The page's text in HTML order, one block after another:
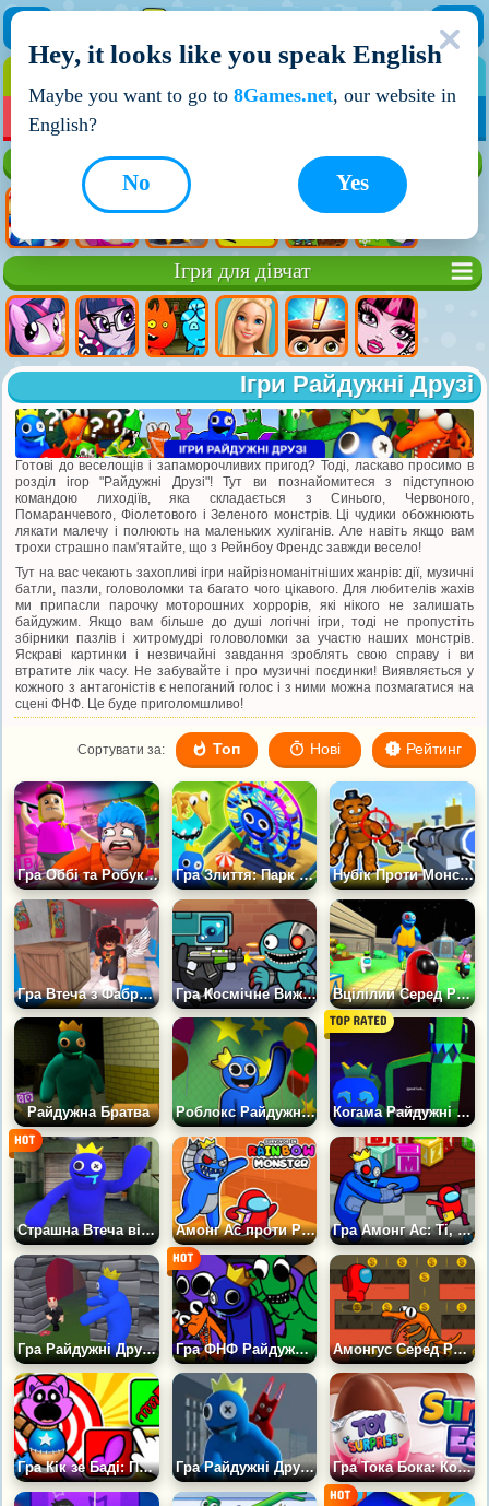
НОВІ ІГРИ
Ігри для дівчат
Ігри Райдужні Друзі
Готові до веселощів і запаморочливих пригод? Тоді, ласкаво просимо в
розділ ігор "Райдужні Друзі"! Тут ви познайомитеся з підступною
командою лиходіїв, яка складається з Синього, Червоного,
Помаранчевого, Фіолетового і Зеленого монстрів. Ці чудики обожнюють
лякати малечу і полюють на маленьких хуліганів. Але навіть якщо вам
трохи страшно пам'ятайте, що з Рейнбоу Френдс завжди весело!
Тут на вас чекають захопливі ігри найрізноманітніших жанрів: дії, музичні
батли, пазли, головоломки та багато чого цікавого. Для любителів жахів
ми припасли парочку моторошних хоррорів, які нікого не залишать
байдужим. Якщо вам більше до душі логічні ігри, тоді не пропустіть
збірники пазлів і хитромудрі головоломки за участю наших монстрів.
Яскраві картинки і незвичайні завдання зроблять свою справу і ви
втратите лік часу. Не забувайте і про музичні поєдинки! Виявляється у
кожного з антагоністів є непоганий голос і з ними можна позмагатися на
сцені ФНФ. Це буде приголомшливо!
Сортувати за: Топ Нові Рейтинг
Гра Оббі та Робукси: Веселі хованки Гра Злиття: Парк райдужних друзів Нубік Проти Монстрів і Морфів 3D
Гра Втеча з Фабрики: 3D Хоррор Гра Космічне Виживання: Райдужні Друзі-монстри Вцілілий Серед Райдужних Монстрів
Райдужна Братва Роблокс Райдужні Друзі Когама Райдужні Друзі
Страшна Втеча від Райдужних Друзів Амонг Ас проти Райдужних Друзів Гра Амонг Ас: Ті, що вижили з райдужними монстрами
Гра Райдужні Друзі: Виживання і хованки Гра ФНФ Райдужні Друзі Роблокс: Жовтий, Рожевий і Червоний Амонгус Серед Райдужних Друзів
Гра Кік зе Баді: Поппі Плейтам Гра Райдужні Друзі: Втеча з В'язниці Гра Тока Бока: Колекція іграшок
Hey, it looks like you speak English
Maybe you want to go to 8Games.net, our website in
English?
Yes
No